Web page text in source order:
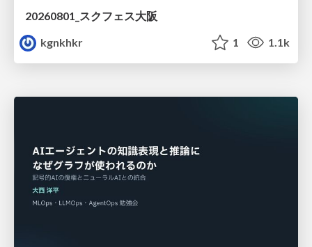
20260801_スクフェス大阪
kgnkhkr
1 1.1k